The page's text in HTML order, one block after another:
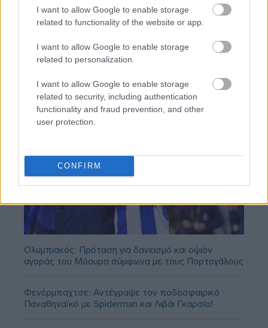
I want to allow Google to enable storage
related to functionality of the website or app.
I want to allow Google to enable storage
related to personalization.
I want to allow Google to enable storage
related to security, including authentication
functionality and fraud prevention, and other
user protection.
CONFIRM
BEST OFINTERNET
Ολυμπιακός: Πρόταση για δανεισμό και οψιόν
αγοράς του Μόουρα σύμφωνα με τους Πορτογάλους
Φενέρμπαχτσε: Αντέγραψε τον ποδοσφαιρικό
Παναθηναϊκό με Spiderman και Λιβάι Γκαρσία!